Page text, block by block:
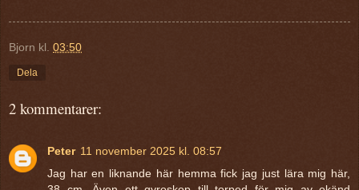
Bjorn kl. 03:50
Dela
2 kommentarer:
Peter 11 november 2025 kl. 08:57
Jag har en liknande här hemma fick jag just lära mig här,